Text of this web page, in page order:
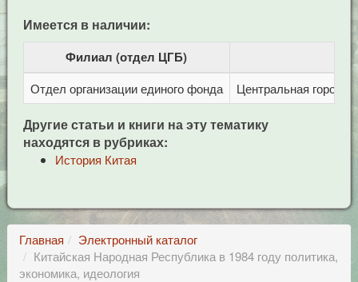
Имеется в наличии:
Филиал (отдел ЦГБ)
Отдел организации единого фонда Центральная
Другие статьи и книги на эту тематику
находятся в рубриках:
История Китая
Главная
Электронный каталог
Китайская Народная Республика в 1984 году политика,
экономика, идеология